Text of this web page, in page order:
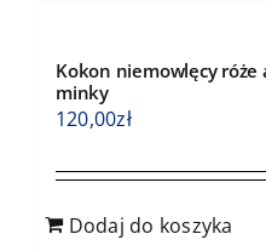
Kokon niemowlęcy róże
minky
120,00zł
Dodaj do koszyka